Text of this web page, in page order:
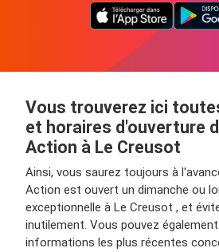
Vous trouverez ici
et horaires d'ouverture
Action à Le Creusot
Ainsi, vous saurez toujours à
Action est ouvert un dimanche ou
exceptionnelle à Le Creusot , et
inutilement. Vous pouvez
informations les plus récentes